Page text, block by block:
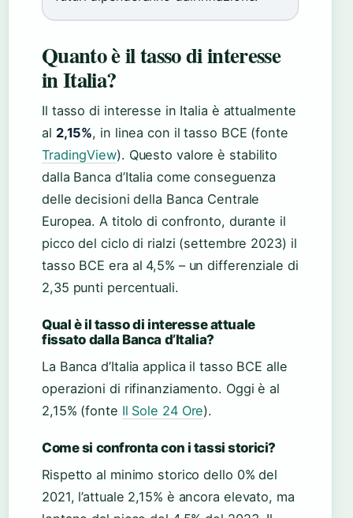
Quanto è il tasso di interesse
in Italia?
Il tasso di interesse in Italia è attualmente
al 2,15%, in linea con il tasso BCE (fonte
TradingView). Questo valore è stabilito
dalla Banca d’Italia come conseguenza
delle decisioni della Banca Centrale
Europea. A titolo di confronto, durante il
picco del ciclo di rialzi (settembre 2023) il
tasso BCE era al 4,5% – un differenziale di
2,35 punti percentuali.
Qual è il tasso di interesse attuale
fissato dalla Banca d’Italia?
La Banca d’Italia applica il tasso BCE alle
operazioni di rifinanziamento. Oggi è al
2,15% (fonte Il Sole 24 Ore).
Come si confronta con i tassi storici?
Rispetto al minimo storico dello 0% del
2021, l’attuale 2,15% è ancora elevato, ma